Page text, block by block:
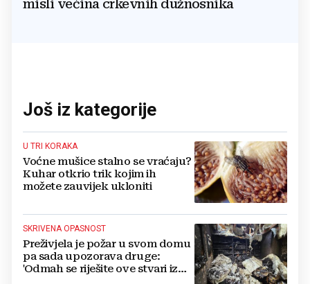
misli većina crkevnih dužnosnika
Još iz kategorije
U TRI KORAKA
Voćne mušice stalno se vraćaju?
Kuhar otkrio trik kojim ih
možete zauvijek ukloniti
SKRIVENA OPASNOST
Preživjela je požar u svom domu
pa sada upozorava druge:
'Odmah se riješite ove stvari iz